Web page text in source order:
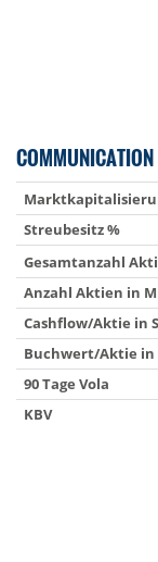
COMMUNICATION
Streubesitz %
Gesamtanzahl
Anzahl Aktien in
Cashflow/Aktie in
Buchwert/Aktie in
90 Tage Vola
KBV